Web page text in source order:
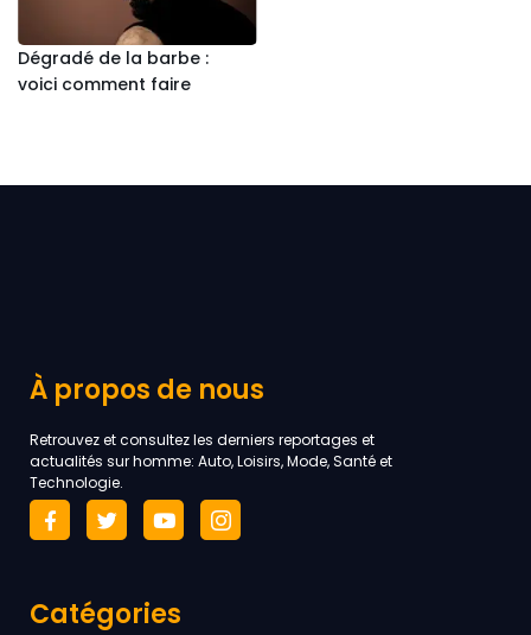
Dégradé de la barbe :
voici comment faire
À propos de nous
Retrouvez et consultez les derniers reportages et
actualités sur homme: Auto, Loisirs, Mode, Santé et
Technologie.
Catégories